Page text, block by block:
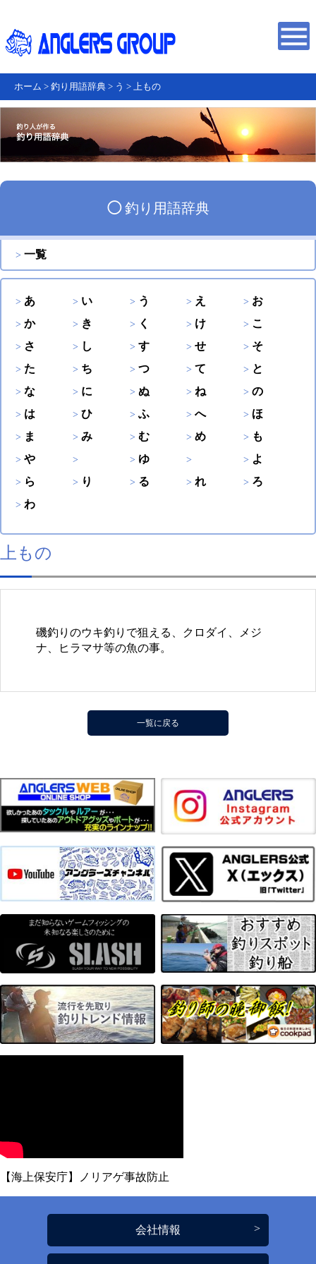
ホーム > 釣り用語辞典 > う > 上もの
◯釣り用語辞典
一覧
あ い う え
お
か
き く け
こ
さ
し す せ
そ
た
ち つ て
と
な
に ぬ ね
の
は
ひ ふ へ
ほ
ま
み む め
も
や
ゆ
よ
ら
り る れ
ろ
わ
上もの
磯釣りのウキ釣りで狙える、クロダイ、メジ
ナ、ヒラマサ等の魚の事。
一覧に戻る
【海上保安庁】ノリアゲ事故防止
会社情報